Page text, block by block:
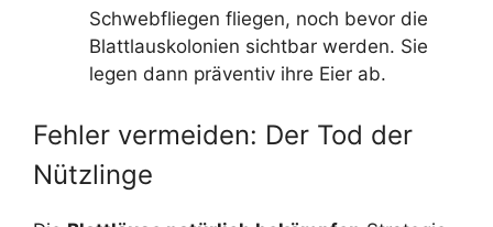
Schwebfliegen fliegen, noch bevor die
Blattlauskolonien sichtbar werden. Sie
legen dann präventiv ihre Eier ab.
Fehler vermeiden: Der Tod der
Nützlinge